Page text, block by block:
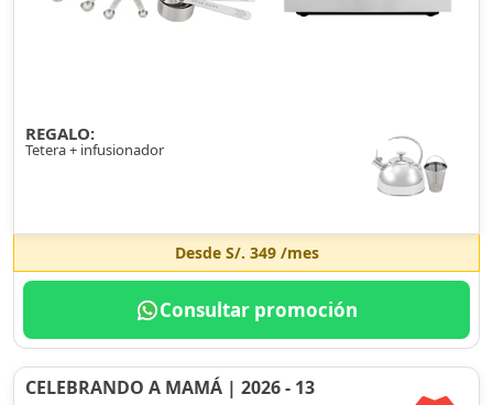
REGALO:
Tetera + infusionador
Desde S/. 349/mes
Consultar promoción
CELEBRANDO A MAMÁ | 2026 - 13